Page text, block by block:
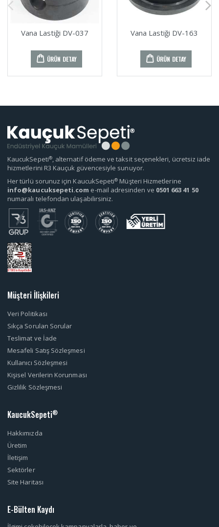
Vana Lastiği DV-037
ÜRÜN DETAY
Vana Lastiği DV-163
ÜRÜN DETAY
KaucukSepeti®, alternatif ödeme ve taksit seçenekleri, ücretsiz iade
hizmetlerini R3 Kauçuk güvencesiyle sunuyor.
Her türlü sorunuz için KaucukSepeti® Müşteri Hizmetlerine
info@kaucuksepeti.com e-mail adresinden ve 0501 663 41 50
numaralı telefondan ulaşabilirsiniz.
Müşteri İlişkileri
Veri Politikası
Sıkça Sorulan Sorular
Teslimat ve İade
Mesafeli Satış Sözleşmesi
Kullanıcı Sözleşmesi
Kişisel Verilerin Korunması
Gizlilik Sözleşmesi
KaucukSepeti®
Hakkımızda
Üretim
İletişim
Sektörler
Site Haritası
E-Bülten Kaydı